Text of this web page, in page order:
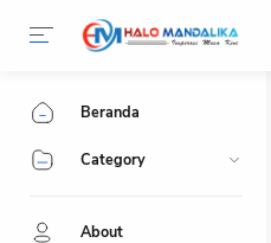
Beranda
Category
About